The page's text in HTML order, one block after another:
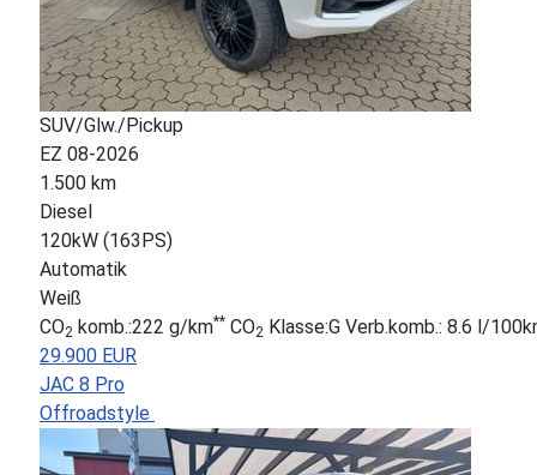
SUV/Glw./Pickup
EZ 08-2026
1.500 km
Diesel
120kW (163PS)
Automatik
Weiß
CO2 komb.:222 g/km** CO2 Klasse:G Verb.komb.: 8.6 l/
29.900 EUR
JAC 8 Pro
Offroadstyle